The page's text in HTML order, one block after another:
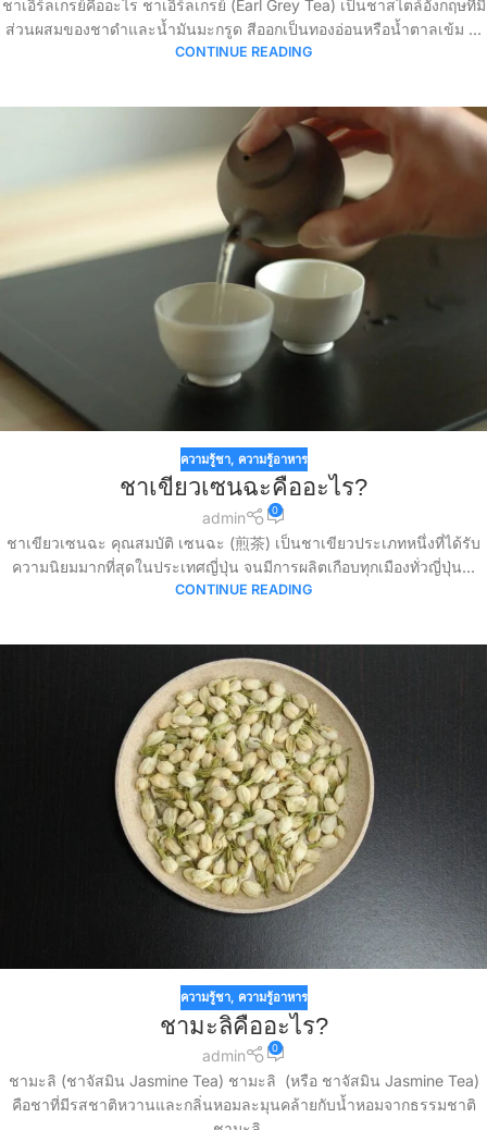
ชาเอิร์ลเกรย์คืออะไร ชาเอิร์ลเกรย์ (Earl Grey Tea) เป็นชาสไตล์อังกฤษที่มี
ส่วนผสมของชาดำและน้ำมันมะกรูด สีออกเป็นทองอ่อนหรือน้ำตาลเข้ม ...
CONTINUE READING
ความรู้ชา, ความรู้อาหาร
ชาเขียวเซนฉะคืออะไร?
admin 0
ชาเขียวเซนฉะ คุณสมบัติ เซนฉะ (煎茶) เป็นชาเขียวประเภทหนึ่งที่ได้รับ
ความนิยมมากที่สุดในประเทศญี่ปุ่น จนมีการผลิตเกือบทุกเมืองทั่วญี่ปุ่น...
CONTINUE READING
ความรู้ชา, ความรู้อาหาร
ชามะลิคืออะไร?
admin 0
ชามะลิ (ชาจัสมิน Jasmine Tea) ชามะลิ (หรือ ชาจัสมิน Jasmine Tea)
คือชาที่มีรสชาติหวานและกลิ่นหอมละมุนคล้ายกับน้ำหอมจากธรรมชาติ